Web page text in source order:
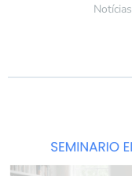
Notícias